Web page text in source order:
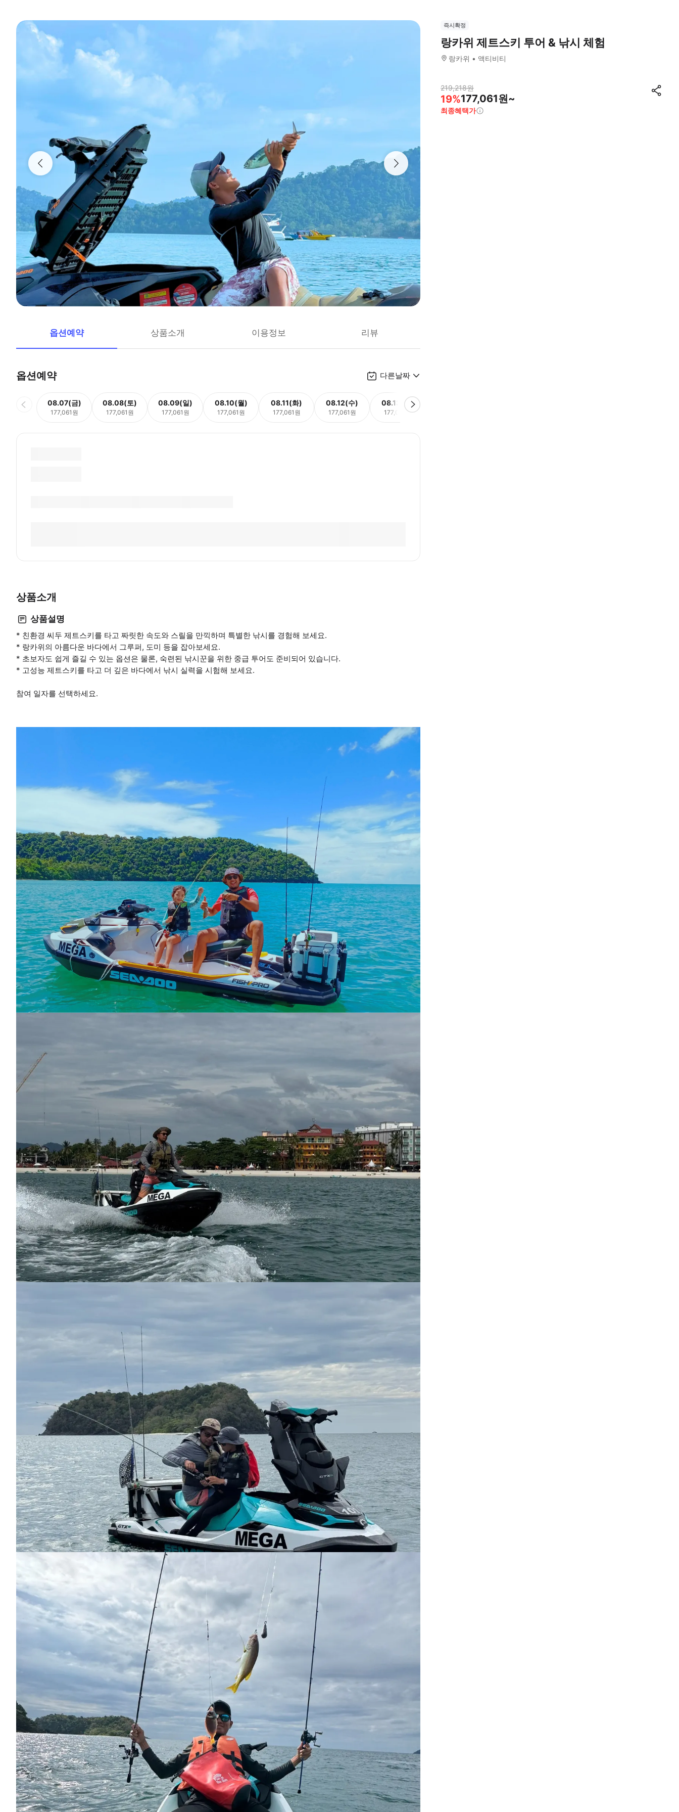
옵션예약 상품소개 이용정보 리뷰
옵션예약 다른날짜
08.07(금)
177,061원
08.08(토)
177,061원
08.09(일)
177,061원
08.10(월)
177,061원
08.11(화)
177,061원
08.12(수)
177,061원
08.13(목)
177,061원
상품소개
상품설명
* 친환경 씨두 제트스키를 타고 짜릿한 속도와 스릴을 만끽하며 특별한 낚시를 경험해 보세요.
* 랑카위의 아름다운 바다에서 그루퍼, 도미 등을 잡아보세요.
* 초보자도 쉽게 즐길 수 있는 옵션은 물론, 숙련된 낚시꾼을 위한 중급 투어도 준비되어 있습니다.
* 고성능 제트스키를 타고 더 깊은 바다에서 낚시 실력을 시험해 보세요.
참여 일자를 선택하세요.
즉시확정
랑카위 제트스키 투어 & 낚시 체험
랑카위 액티비티
219,218원
19%177,061원~
최종혜택가